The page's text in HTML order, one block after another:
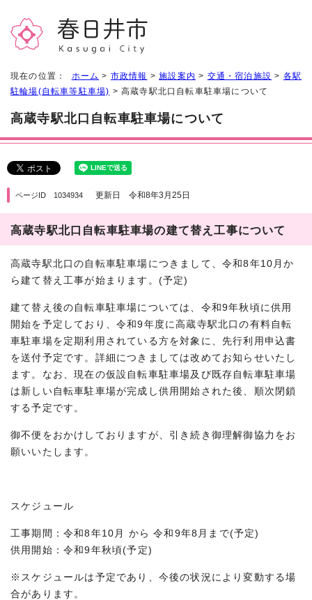
現在の位置： ホーム > 市政情報 >施設案内 > 交通・宿泊施設 > 各駅
駐輪場(自転車等駐車場) > 高蔵寺駅北口自転車駐車場について
高蔵寺駅北口自転車駐車場について
ページID 1034934 更新日 令和8年3月25日
高蔵寺駅北口自転車駐車場の建て替え工事について
高蔵寺駅北口の自転車駐車場につきまして、令和8年10月か
ら建て替え工事が始まります。(予定)
建て替え後の自転車駐車場については、令和9年秋頃に供用
開始を予定しており、令和9年度に高蔵寺駅北口の有料自転
車駐車場を定期利用されている方を対象に、先行利用申込書
を送付予定です。詳細につきましては改めてお知らせいたし
ます。なお、現在の仮設自転車駐車場及び既存自転車駐車場
は新しい自転車駐車場が完成し供用開始された後、順次閉鎖
する予定です。
御不便をおかけしておりますが、引き続き御理解御協力をお
願いいたします。
スケジュール
工事期間：令和8年10月 から 令和9年8月まで(予定)
供用開始：令和9年秋頃(予定)
※スケジュールは予定であり、今後の状況により変動する場
合があります。